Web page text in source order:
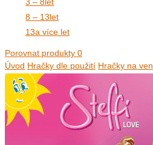
8 – 13let
13a více let
Porovnat produkty 0
Úvod Hračky dle použití Hračky na ven